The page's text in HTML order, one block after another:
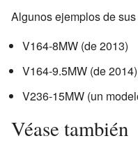
Algunos ejemplos de
V164-8MW (de 2013)
V164-9.5MW (de 2014)
V236-15MW (un
Véase también